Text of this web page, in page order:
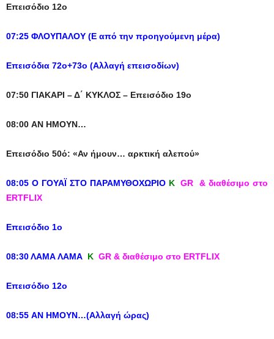
Επεισόδιο 12ο
07:25 ΦΛΟΥΠΑΛΟΥ (Ε από την προηγούμενη μέρα)
Επεισόδια 72ο+73ο (Αλλαγή επεισοδίων)
07:50 ΓΙΑΚΑΡΙ – Δ΄ ΚΥΚΛΟΣ – Eπεισόδιο 19ο
08:00 ΑΝ ΗΜΟΥΝ…
Επεισόδιο 50ό: «Αν ήμουν… αρκτική αλεπού»
08:05 Ο ΓΟΥΑΪ ΣΤΟ ΠΑΡΑΜΥΘΟΧΩΡΙΟ K
GR & διαθέσιμο στο
ERTFLIX
Επεισόδιο 1ο
08:30 ΛΑΜΑ ΛΑΜΑ Κ GR & διαθέσιμο στο ERTFLIX
Επεισόδιο 12ο
08:55 ΑΝ ΗΜΟΥΝ…(Αλλαγή ώρας)